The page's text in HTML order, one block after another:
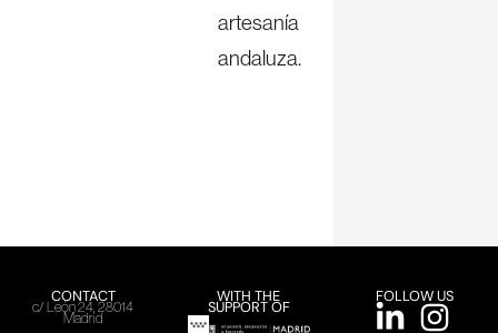
artesanía
andaluza.
CONTACT
c/ León 24, 28014
Madrid
WITH THE
SUPPORT OF
FOLLOW US